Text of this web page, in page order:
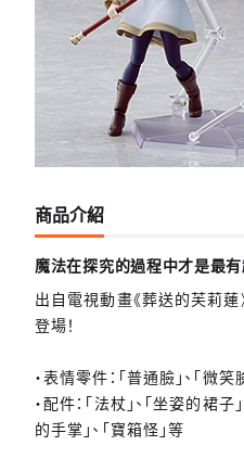
商品介紹
魔法在探究的過程中才是最有
出自電視動畫《葬送的芙莉蓮
登場！
・表情零件：「普通臉」、「微笑
・配件：「法杖」、「坐姿的裙子
的手掌」、「寶箱怪」等